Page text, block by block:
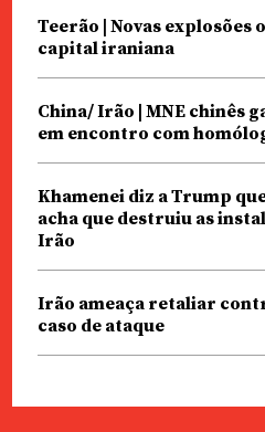
Teerão | Novas explosões
capital iraniana
China/ Irão | MNE chinês
em encontro com
Khamenei diz a Trump
acha que destruiu as
Irão
Irão ameaça retaliar
caso de ataque